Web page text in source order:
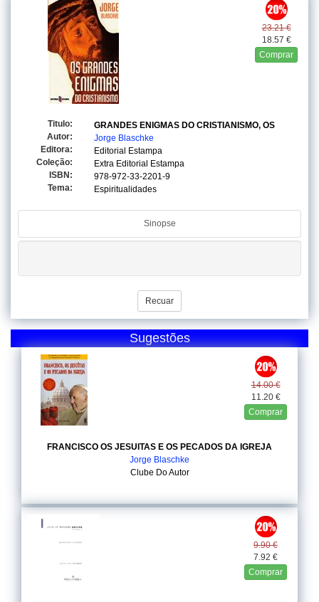
23.21 €
18.57 €
Comprar
Titulo:
GRANDES ENIGMAS DO CRISTIANISMO, OS
Autor:
Jorge Blaschke
Editora:
Editorial Estampa
Coleção:
Extra Editorial Estampa
ISBN:
978-972-33-2201-9
Tema:
Espiritualidades
Sinopse
Recuar
Sugestões
14.00 €
11.20 €
Comprar
FRANCISCO OS JESUITAS E OS PECADOS DA IGREJA
Jorge Blaschke
Clube Do Autor
9.90 €
7.92 €
Comprar